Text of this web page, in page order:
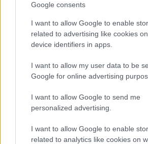
Google consents
I want to allow Google to enable
related to advertising like cookies
device identifiers in apps.
I want to allow my user data to be
Google for online advertising
I want to allow Google to send me
personalized advertising.
I want to allow Google to enable
related to analytics like cookies on
2020. január 1-jén életbe lép a
amely új fogyasztási értékeket
újonnan piacra lépő
(Worldwide Harmonized Light-
Procedure) összehangolt és
üzemanyag-fogyasztási és a
értékek…